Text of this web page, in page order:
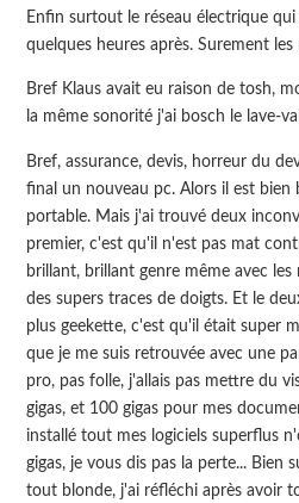
Enfin surtout le réseau électrique
quelques heures après. Surement
Bref Klaus avait eu raison de tosh,
la même sonorité j'ai bosch le lave-
Bref, assurance, devis, horreur du
final un nouveau pc. Alors il est bien
portable. Mais j'ai trouvé deux
premier, c'est qu'il n'est pas mat
brillant, brillant genre même avec
des supers traces de doigts. Et le
plus geekette, c'est qu'il était super
que je me suis retrouvée avec une
pro, pas folle, j'allais pas mettre du
gigas, et 100 gigas pour mes
installé tout mes logiciels superflus
gigas, je vous dis pas la perte... Bien
tout blonde, j'ai réfléchi après avoir